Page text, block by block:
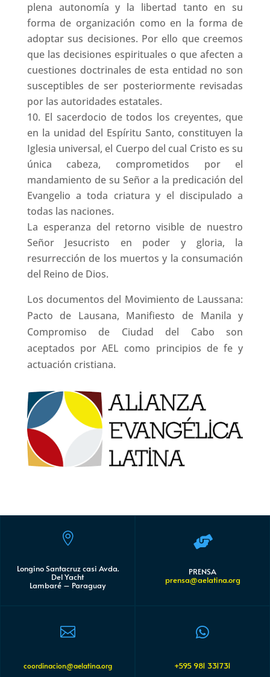
plena autonomía y la libertad tanto en su
forma de organización como en la forma de
adoptar sus decisiones. Por ello que creemos
que las decisiones espirituales o que afecten a
cuestiones doctrinales de esta entidad no son
susceptibles de ser posteriormente revisadas
por las autoridades estatales.
El sacerdocio de todos los creyentes, que
en la unidad del Espíritu Santo, constituyen la
Iglesia universal, el Cuerpo del cual Cristo es su
única cabeza, comprometidos por el
mandamiento de su Señor a la predicación del
Evangelio a toda criatura y el discipulado a
todas las naciones.
La esperanza del retorno visible de nuestro
Señor Jesucristo en poder y gloria, la
resurrección de los muertos y la consumación
del Reino de Dios.
Los documentos del Movimiento de Laussana:
Pacto de Lausana, Manifiesto de Manila y
Compromiso de Ciudad del Cabo son
aceptados por AEL como principios de fe y
actuación cristiana.

Longino Santacruz casi Avda.
Del Yacht
Lambaré – Paraguay

coordinacion@aelatina.org

PRENSA
prensa@aelatina.org

+595 981 331731